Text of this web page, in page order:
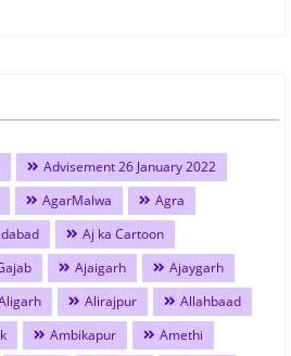
Advisement 26 January 2022
AgarMalwa
Agra
Aj ka Cartoon
Ajaigarh
Ajaygarh
Alirajpur
Allahbaad
Ambikapur
Amethi